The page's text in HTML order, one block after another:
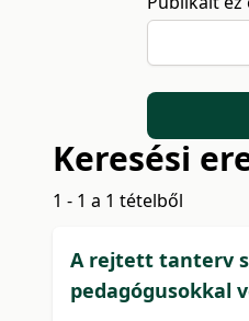
Keresési
1 - 1 a 1 tételből
A rejtett tanterv
pedagógusokkal